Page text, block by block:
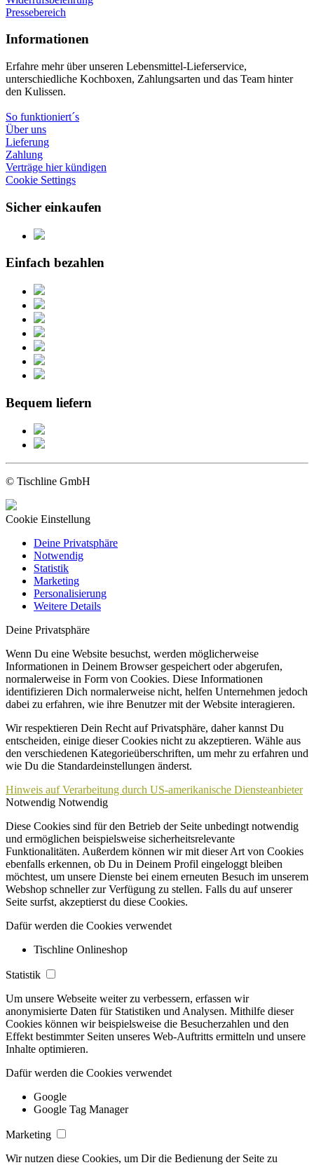
Pressebereich
Informationen
Erfahre mehr über unseren Lebensmittel-Lieferservice,
unterschiedliche Kochboxen, Zahlungsarten und das Team hinter
den Kulissen.
So funktioniert´s
Über uns
Lieferung
Zahlung
Verträge hier kündigen
Cookie Settings
Sicher einkaufen
Einfach bezahlen
Bequem liefern
© Tischline GmbH
Cookie Einstellung
Deine Privatsphäre
Notwendig
Statistik
Marketing
Personalisierung
Weitere Details
Deine Privatsphäre
Wenn Du eine Website besuchst, werden möglicherweise
Informationen in Deinem Browser gespeichert oder abgerufen,
normalerweise in Form von Cookies. Diese Informationen
identifizieren Dich normalerweise nicht, helfen Unternehmen jedoch
dabei zu erfahren, wie ihre Benutzer mit der Website interagieren.
Wir respektieren Dein Recht auf Privatsphäre, daher kannst Du
entscheiden, einige dieser Cookies nicht zu akzeptieren. Wähle aus
den verschiedenen Kategorieüberschriften, um mehr zu erfahren und
wie Du die Standardeinstellungen änderst.
Hinweis auf Verarbeitung durch US-amerikanische Diensteanbieter
Notwendig Notwendig
Diese Cookies sind für den Betrieb der Seite unbedingt notwendig
und ermöglichen beispielsweise sicherheitsrelevante
Funktionalitäten. Außerdem können wir mit dieser Art von Cookies
ebenfalls erkennen, ob Du in Deinem Profil eingeloggt bleiben
möchtest, um unsere Dienste bei einem erneuten Besuch im unserem
Webshop schneller zur Verfügung zu stellen. Falls du auf unserer
Seite surfst, akzeptierst du diese Cookies.
Dafür werden die Cookies verwendet
Tischline Onlineshop
Statistik
Um unsere Webseite weiter zu verbessern, erfassen wir
anonymisierte Daten für Statistiken und Analysen. Mithilfe dieser
Cookies können wir beispielsweise die Besucherzahlen und den
Effekt bestimmter Seiten unseres Web-Auftritts ermitteln und unsere
Inhalte optimieren.
Dafür werden die Cookies verwendet
Google
Google Tag Manager
Marketing
Wir nutzen diese Cookies, um Dir die Bedienung der Seite zu